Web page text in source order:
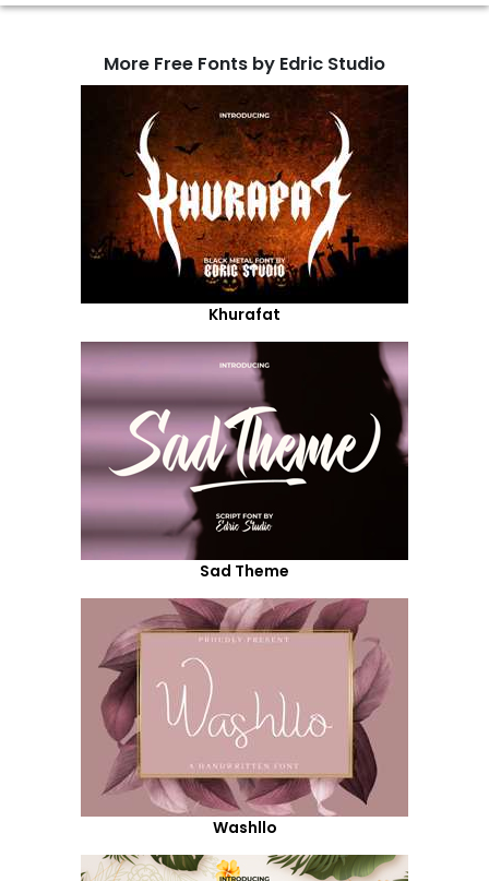
More Free Fonts by Edric Studio
Khurafat
Sad Theme
Washllo